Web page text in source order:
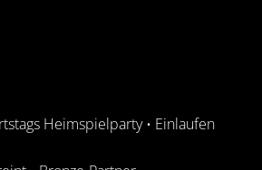
Heimspielparty• Einlaufen